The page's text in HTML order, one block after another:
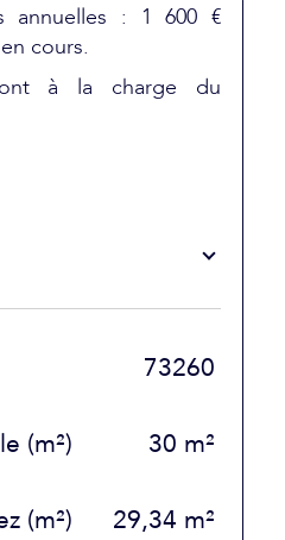
annuelles : 1 600 €
cours.
à la charge du
Valeurs
73260
(m²) 30 m²
(m²) 29,34 m²